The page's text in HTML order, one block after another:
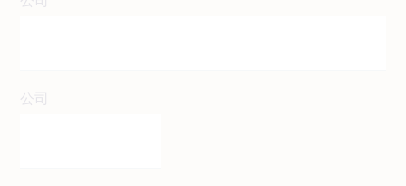
公司